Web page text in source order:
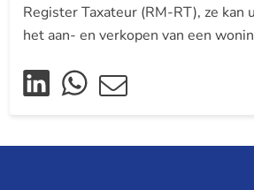
Register Taxateur (RM-RT), ze kan
het aan- en verkopen van een